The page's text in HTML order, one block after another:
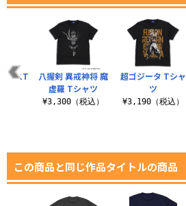
超ゴジータ Tシャ
ツ
¥3,190（税込）
イスT
八握剣 異戒神将 魔
虚羅 Tシャツ
¥3,300（税込）
この商品と同じ作品タイトルの商品